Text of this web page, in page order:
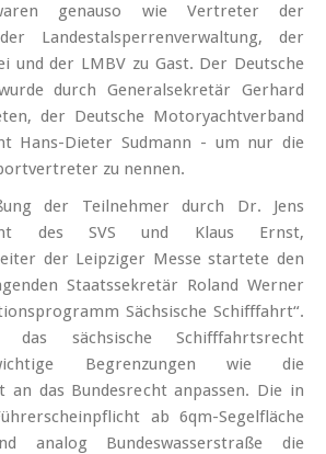
genauso wie Vertreter der
Landestalsperrenverwaltung, der
und der LMBV zu Gast. Der Deutsche
durch Generalsekretär Gerhard
der Deutsche Motoryachtverband
Hans-Dieter Sudmann - um nur die
zu nennen.
der Teilnehmer durch Dr. Jens
des SVS und Klaus Ernst,
der Leipziger Messe startete den
Staatssekretär Roland Werner
Sächsische Schifffahrt“.
sächsische Schifffahrtsrecht
Begrenzungen wie die
an das Bundesrecht anpassen. Die in
ab 6qm-Segelfläche
analog Bundeswasserstraße die